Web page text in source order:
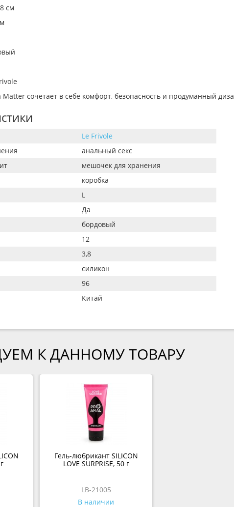
см
Matter сочетает в себе комфорт, безопасность и продуманный
Le Frivole
анальный секс
мешочек для хранения
коробка
L
Да
бордовый
12
3,8
силикон
96
Китай
К ДАННОМУ ТОВАРУ
Гель-любрикант SILICON
LOVE SURPRISE, 50 г
LB-21005
В наличии